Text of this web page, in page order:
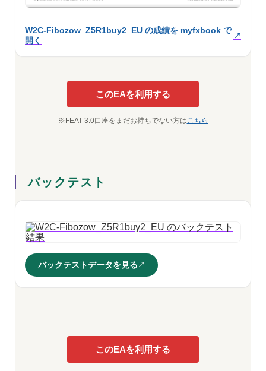
W2C-Fibozow_Z5R1buy2_EU の成績を myfxbook で
開く
このEAを利用する
※FEAT 3.0口座をまだお持ちでない方はこちら
バックテスト
バックテストデータを見る
このEAを利用する